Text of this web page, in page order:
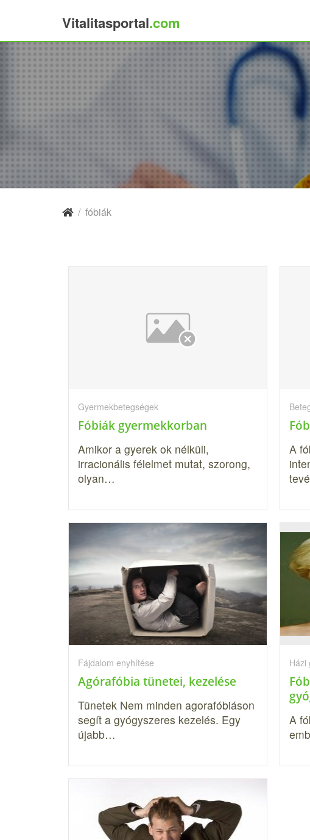
Vitalitasportal.com
/ fóbiák
Gyermekbetegségek
Fóbiák gyermekkorban
Amikor a gyerek ok nélküli,
irracionális félelmet mutat, szorong,
olyan…
A
Fájdalom enyhítése
Agórafóbia tünetei, kezelése
Tünetek Nem minden agorafóbiáson
segít a gyógyszeres kezelés. Egy
újabb…
Házi
A
×